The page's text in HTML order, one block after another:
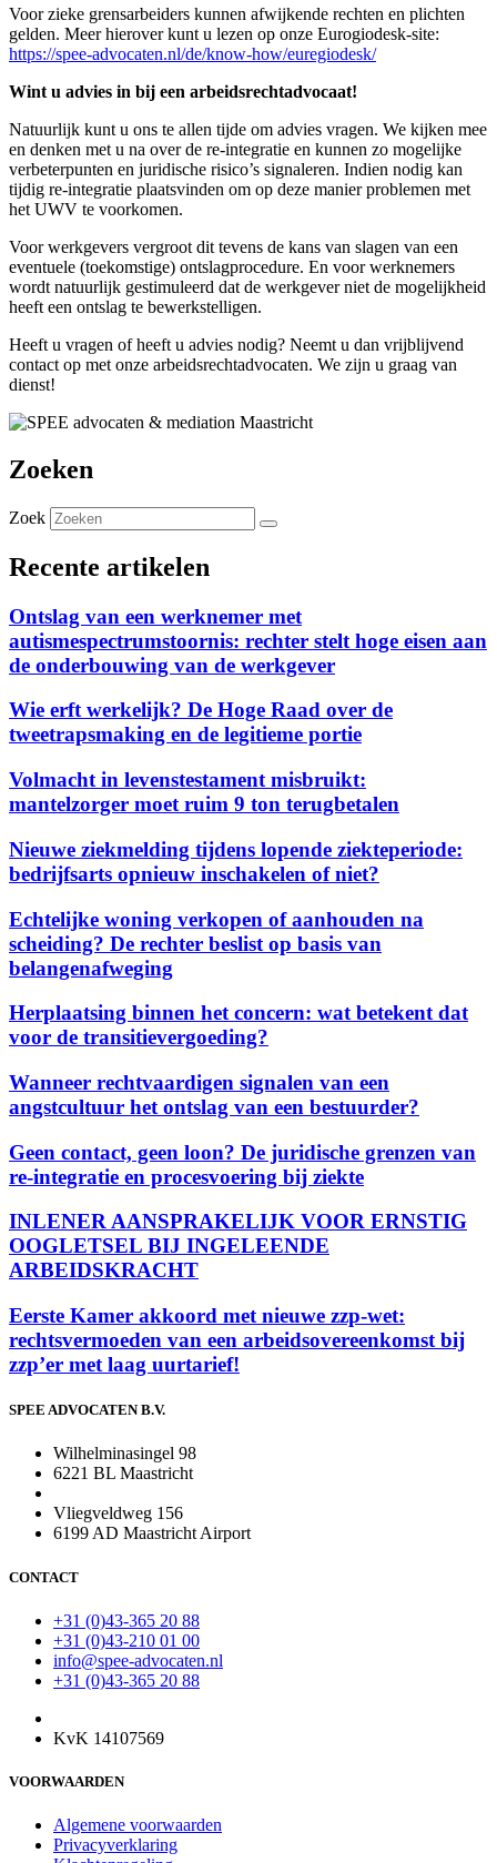
Voor zieke grensarbeiders kunnen afwijkende rechten en plichten
gelden. Meer hierover kunt u lezen op onze Eurogiodesk-site:
https://spee-advocaten.nl/de/know-how/euregiodesk/
Wint u advies in bij een arbeidsrechtadvocaat!
Natuurlijk kunt u ons te allen tijde om advies vragen. We kijken mee
en denken met u na over de re-integratie en kunnen zo mogelijke
verbeterpunten en juridische risico’s signaleren. Indien nodig kan
tijdig re-integratie plaatsvinden om op deze manier problemen met
het UWV te voorkomen.
Voor werkgevers vergroot dit tevens de kans van slagen van een
eventuele (toekomstige) ontslagprocedure. En voor werknemers
wordt natuurlijk gestimuleerd dat de werkgever niet de mogelijkheid
heeft een ontslag te bewerkstelligen.
Heeft u vragen of heeft u advies nodig? Neemt u dan vrijblijvend
contact op met onze arbeidsrechtadvocaten. We zijn u graag van
dienst!
Zoeken
Zoek
Recente artikelen
Ontslag van een werknemer met
autismespectrumstoornis: rechter stelt hoge eisen aan
de onderbouwing van de werkgever
Wie erft werkelijk? De Hoge Raad over de
tweetrapsmaking en de legitieme portie
Volmacht in levenstestament misbruikt:
mantelzorger moet ruim 9 ton terugbetalen
Nieuwe ziekmelding tijdens lopende ziekteperiode:
bedrijfsarts opnieuw inschakelen of niet?
Echtelijke woning verkopen of aanhouden na
scheiding? De rechter beslist op basis van
belangenafweging
Herplaatsing binnen het concern: wat betekent dat
voor de transitievergoeding?
Wanneer rechtvaardigen signalen van een
angstcultuur het ontslag van een bestuurder?
Geen contact, geen loon? De juridische grenzen van
re-integratie en procesvoering bij ziekte
INLENER AANSPRAKELIJK VOOR ERNSTIG
OOGLETSEL BIJ INGELEENDE
ARBEIDSKRACHT
Eerste Kamer akkoord met nieuwe zzp-wet:
rechtsvermoeden van een arbeidsovereenkomst bij
zzp’er met laag uurtarief!
SPEE ADVOCATEN B.V.
Wilhelminasingel 98
6221 BL Maastricht
Vliegveldweg 156
6199 AD Maastricht Airport
CONTACT
+31 (0)43-365 20 88
+31 (0)43-210 01 00
info@spee-advocaten.nl
+31 (0)43-365 20 88
KvK 14107569
VOORWAARDEN
Algemene voorwaarden
Privacyverklaring